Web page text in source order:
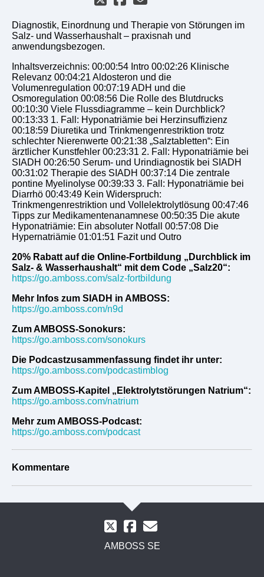
Diagnostik, Einordnung und Therapie von Störungen im
Salz- und Wasserhaushalt – praxisnah und
anwendungsbezogen.
Inhaltsverzeichnis: 00:00:54 Intro 00:02:26 Klinische
Relevanz 00:04:21 Aldosteron und die
Volumenregulation 00:07:19 ADH und die
Osmoregulation 00:08:56 Die Rolle des Blutdrucks
00:10:30 Viele Flussdiagramme – kein Durchblick?
00:13:33 1. Fall: Hyponatriämie bei Herzinsuffizienz
00:18:59 Diuretika und Trinkmengenrestriktion trotz
schlechter Nierenwerte 00:21:38 „Salztabletten“: Ein
ärztlicher Kunstfehler 00:23:31 2. Fall: Hyponatriämie bei
SIADH 00:26:50 Serum- und Urindiagnostik bei SIADH
00:31:02 Therapie des SIADH 00:37:14 Die zentrale
pontine Myelinolyse 00:39:33 3. Fall: Hyponatriämie bei
Diarrhö 00:43:49 Kein Widerspruch:
Trinkmengenrestriktion und Vollelektrolytlösung 00:47:46
Tipps zur Medikamentenanamnese 00:50:35 Die akute
Hyponatriämie: Ein absoluter Notfall 00:57:08 Die
Hypernatriämie 01:01:51 Fazit und Outro
20% Rabatt auf die Online-Fortbildung „Durchblick im
Salz- & Wasserhaushalt“ mit dem Code „Salz20“:
https://go.amboss.com/salz-fortbildung
Mehr Infos zum SIADH in AMBOSS:
https://go.amboss.com/n9d
Zum AMBOSS-Sonokurs:
https://go.amboss.com/sonokurs
Die Podcastzusammenfassung findet ihr unter:
https://go.amboss.com/podcastimblog
Zum AMBOSS-Kapitel „Elektrolytstörungen Natrium“:
https://go.amboss.com/natrium
Mehr zum AMBOSS-Podcast:
https://go.amboss.com/podcast
Kommentare
AMBOSS SE